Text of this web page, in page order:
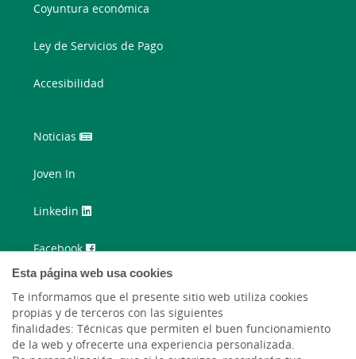
Esta página web usa cookies
Te informamos que el presente sitio web utiliza cookies
propias y de terceros con las siguientes
finalidades: Técnicas que permiten el buen funcionamiento
de la web y ofrecerte una experiencia personalizada.
Coyuntura económica
Ley de Servicios de Pago
Accesibilidad
Noticias
Joven In
Linkedin
Facebook
Instagram